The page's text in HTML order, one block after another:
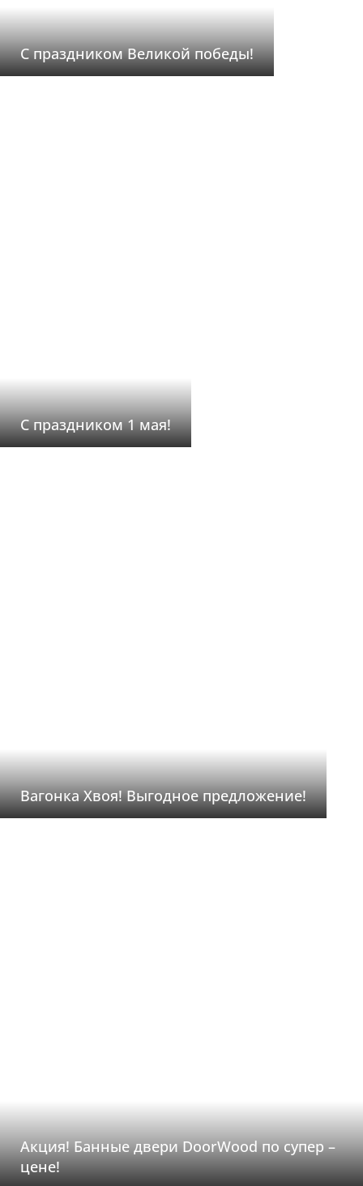
С праздником Великой победы!
С праздником 1 мая!
Вагонка Хвоя! Выгодное предложение!
Акция! Банные двери DoorWood по супер –
цене!